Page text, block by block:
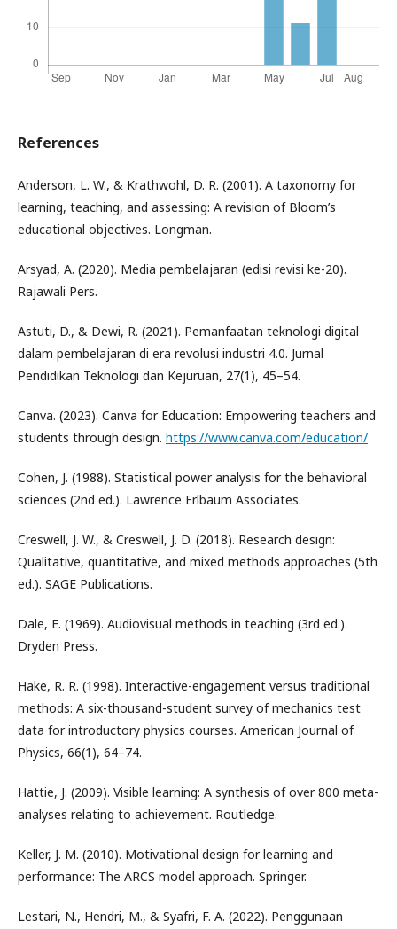
References
Anderson, L. W., & Krathwohl, D. R. (2001). A taxonomy for
learning, teaching, and assessing: A revision of Bloom’s
educational objectives. Longman.
Arsyad, A. (2020). Media pembelajaran (edisi revisi ke-20).
Rajawali Pers.
Astuti, D., & Dewi, R. (2021). Pemanfaatan teknologi digital
dalam pembelajaran di era revolusi industri 4.0. Jurnal
Pendidikan Teknologi dan Kejuruan, 27(1), 45–54.
Canva. (2023). Canva for Education: Empowering teachers and
students through design. https://www.canva.com/education/
Cohen, J. (1988). Statistical power analysis for the behavioral
sciences (2nd ed.). Lawrence Erlbaum Associates.
Creswell, J. W., & Creswell, J. D. (2018). Research design:
Qualitative, quantitative, and mixed methods approaches (5th
ed.). SAGE Publications.
Dale, E. (1969). Audiovisual methods in teaching (3rd ed.).
Dryden Press.
Hake, R. R. (1998). Interactive-engagement versus traditional
methods: A six-thousand-student survey of mechanics test
data for introductory physics courses. American Journal of
Physics, 66(1), 64–74.
Hattie, J. (2009). Visible learning: A synthesis of over 800 meta-
analyses relating to achievement. Routledge.
Keller, J. M. (2010). Motivational design for learning and
performance: The ARCS model approach. Springer.
Lestari, N., Hendri, M., & Syafri, F. A. (2022). Penggunaan